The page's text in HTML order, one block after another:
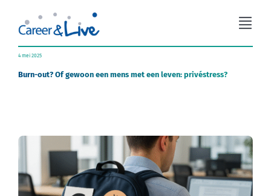
inhoud
Organisatieadvies
Coaching
Over Career & Live
4 mei 2025
Burn-out? Of gewoon een mens met een leven: privéstress?